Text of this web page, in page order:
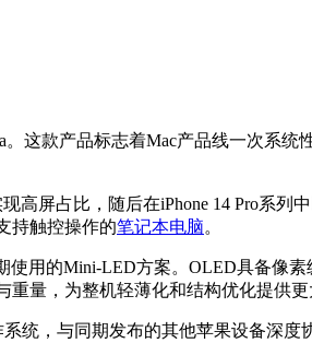
。这款产品标志着Mac产品线一次系统
屏占比，随后在iPhone 14 Pro系
持触控操作的笔记本电脑。
使用的Mini-LED方案。OLED具备像
量，为整机轻薄化和结构优化提供更
统，与同期发布的其他苹果设备深度